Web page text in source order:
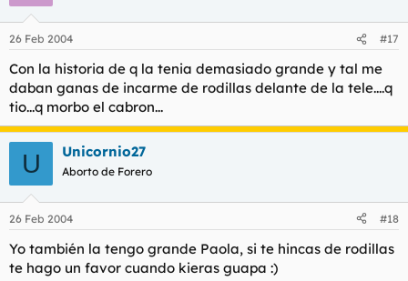
26 Feb 2004 #17
Con la historia de q la tenia demasiado grande y tal me
daban ganas de incarme de rodillas delante de la tele....q
tio...q morbo el cabron...
U Unicornio27
Aborto de Forero
26 Feb 2004 #18
Yo también la tengo grande Paola, si te hincas de rodillas
te hago un favor cuando kieras guapa :)